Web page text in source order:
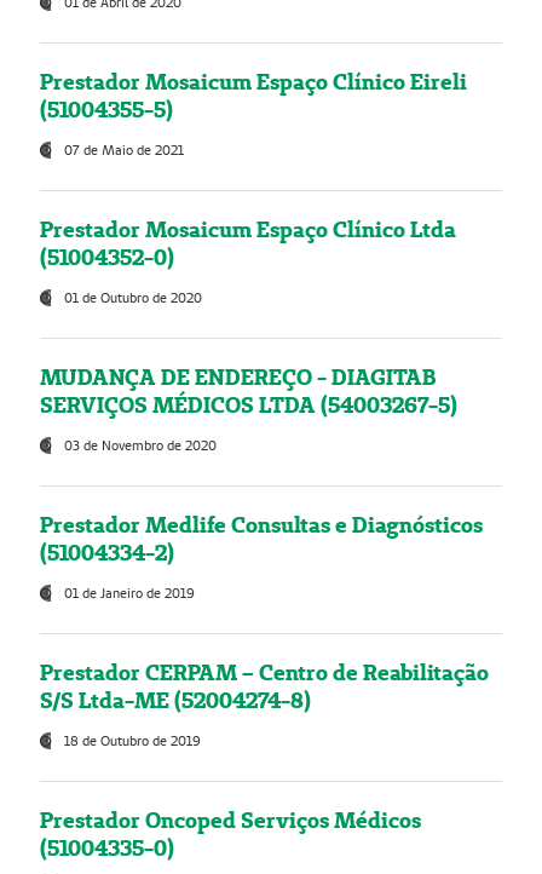
Prestador Mosaicum Espaço Clínico Eireli
(51004355-5)
07 de Maio de 2021
Prestador Mosaicum Espaço Clínico Ltda
(51004352-0)
01 de Outubro de 2020
MUDANÇA DE ENDEREÇO - DIAGITAB
SERVIÇOS MÉDICOS LTDA (54003267-5)
03 de Novembro de 2020
Prestador Medlife Consultas e Diagnósticos
(51004334-2)
01 de Janeiro de 2019
Prestador CERPAM – Centro de Reabilitação
S/S Ltda-ME (52004274-8)
18 de Outubro de 2019
Prestador Oncoped Serviços Médicos
(51004335-0)